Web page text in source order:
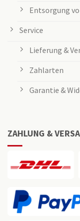
Entsorgung
Service
Lieferung &
Zahlarten
Garantie &
ZAHLUNG &